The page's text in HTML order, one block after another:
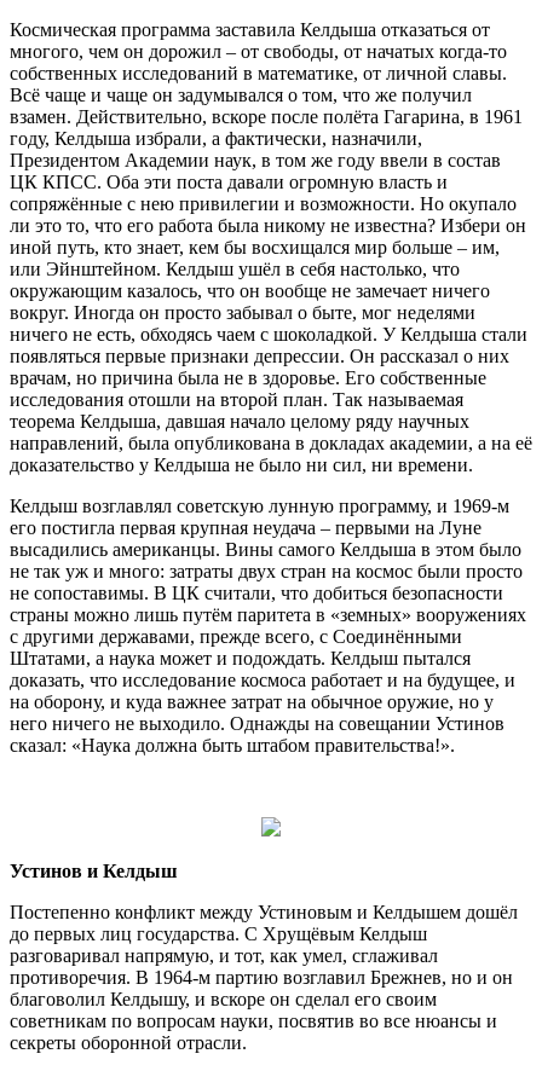
Космическая программа заставила Келдыша отказаться от
многого, чем он дорожил – от свободы, от начатых когда-то
собственных исследований в математике, от личной славы.
Всё чаще и чаще он задумывался о том, что же получил
взамен. Действительно, вскоре после полёта Гагарина, в 1961
году, Келдыша избрали, а фактически, назначили,
Президентом Академии наук, в том же году ввели в состав
ЦК КПСС. Оба эти поста давали огромную власть и
сопряжённые с нею привилегии и возможности. Но окупало
ли это то, что его работа была никому не известна? Избери он
иной путь, кто знает, кем бы восхищался мир больше – им,
или Эйнштейном. Келдыш ушёл в себя настолько, что
окружающим казалось, что он вообще не замечает ничего
вокруг. Иногда он просто забывал о быте, мог неделями
ничего не есть, обходясь чаем с шоколадкой. У Келдыша стали
появляться первые признаки депрессии. Он рассказал о них
врачам, но причина была не в здоровье. Его собственные
исследования отошли на второй план. Так называемая
теорема Келдыша, давшая начало целому ряду научных
направлений, была опубликована в докладах академии, а на её
доказательство у Келдыша не было ни сил, ни времени.
Келдыш возглавлял советскую лунную программу, и 1969-м
его постигла первая крупная неудача – первыми на Луне
высадились американцы. Вины самого Келдыша в этом было
не так уж и много: затраты двух стран на космос были просто
не сопоставимы. В ЦК считали, что добиться безопасности
страны можно лишь путём паритета в «земных» вооружениях
с другими державами, прежде всего, с Соединёнными
Штатами, а наука может и подождать. Келдыш пытался
доказать, что исследование космоса работает и на будущее, и
на оборону, и куда важнее затрат на обычное оружие, но у
него ничего не выходило. Однажды на совещании Устинов
сказал: «Наука должна быть штабом правительства!».
Устинов и Келдыш
Постепенно конфликт между Устиновым и Келдышем дошёл
до первых лиц государства. С Хрущёвым Келдыш
разговаривал напрямую, и тот, как умел, сглаживал
противоречия. В 1964-м партию возглавил Брежнев, но и он
благоволил Келдышу, и вскоре он сделал его своим
советникам по вопросам науки, посвятив во все нюансы и
секреты оборонной отрасли.